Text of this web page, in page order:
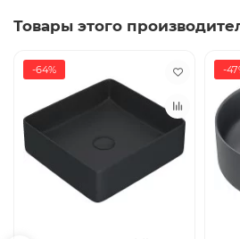
Товары этого
-64% -